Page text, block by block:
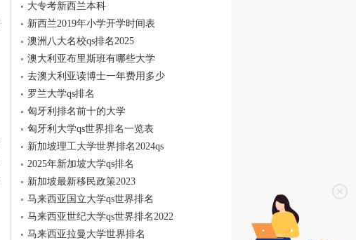
大专考新西兰本科
新西兰2019年小学开学时间表
澳洲八大名校qs排名2025
澳大利亚布里斯班有哪些大学
去澳大利亚读博士一年费用多少
罗兰大学qs排名
匈牙利排名前十的大学
匈牙利大学qs世界排名一览表
新加坡理工大学世界排名2024qs
2025年新加坡大学qs排名
新加坡最新移民政策2023
马来西亚国立大学qs世界排名
马来西亚世纪大学qs世界排名2022
马来西亚拉曼大学世界排名